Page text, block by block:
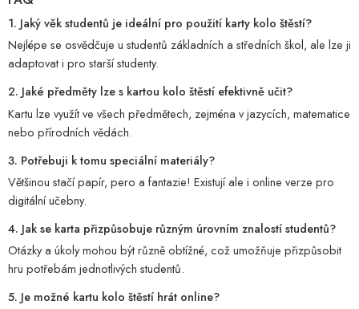
1. Jaký věk studentů je ideální pro použití karty kolo štěstí?
Nejlépe se osvědčuje u studentů základních a středních škol, ale lze ji
adaptovat i pro starší studenty.
2. Jaké předměty lze s kartou kolo štěstí efektivně učit?
Kartu lze využít ve všech předmětech, zejména v jazycích, matematice
nebo přírodních vědách.
3. Potřebuji k tomu speciální materiály?
Většinou stačí papír, pero a fantazie! Existují ale i online verze pro
digitální učebny.
4. Jak se karta přizpůsobuje různým úrovním znalostí studentů?
Otázky a úkoly mohou být různě obtížné, což umožňuje přizpůsobit
hru potřebám jednotlivých studentů.
5. Je možné kartu kolo štěstí hrát online?